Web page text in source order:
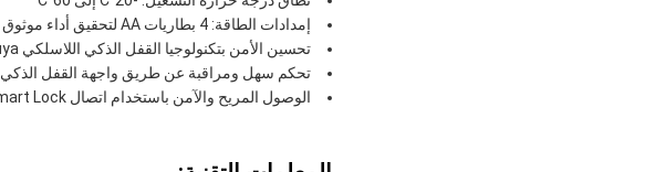
إمدادات الطاقة: 4 بطاريات AA لتحقيق أداء موثوق به
تحسين الأمن بتكنولوجيا القفل الذكي اللاسلكي Tuya
تحكم سهل ومراقبة عن طريق واجهة القفل الذكي Tuya APP
الوصول المريح والآمن باستخدام اتصال Tuya Wireless Smart Lock